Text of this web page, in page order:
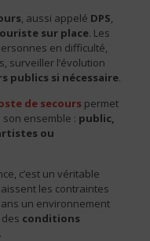
, aussi appelé DPS
sur place. Les
en difficulté,
surveiller l’évolution
publics si nécessaire.
de secours permet
ensemble : public,
ou
c’est un véritable
les contraintes
un environnement
conditions
.